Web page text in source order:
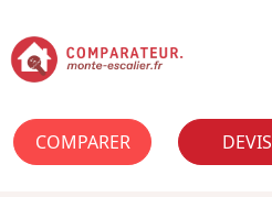
COMPARER DEVIS